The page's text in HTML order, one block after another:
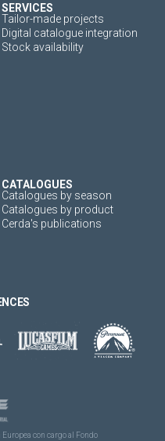
SERVICES
Tailor-made projects
Digital catalogue integration
Stock availability
CATALOGUES
Catalogues by season
Catalogues by product
Cerda's publications
con cargo al Fondo